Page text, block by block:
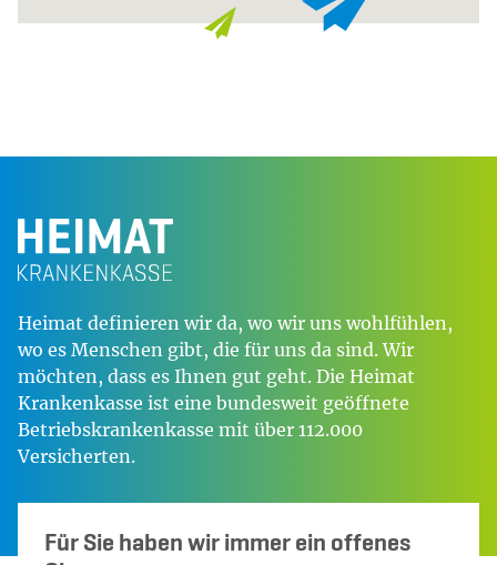
Heimat definieren wir da, wo wir uns wohlfühlen,
wo es Menschen gibt, die für uns da sind. Wir
möchten, dass es Ihnen gut geht. Die Heimat
Krankenkasse ist eine bundesweit geöffnete
Betriebskrankenkasse mit über 112.000
Versicherten.
Für Sie haben wir immer ein offenes